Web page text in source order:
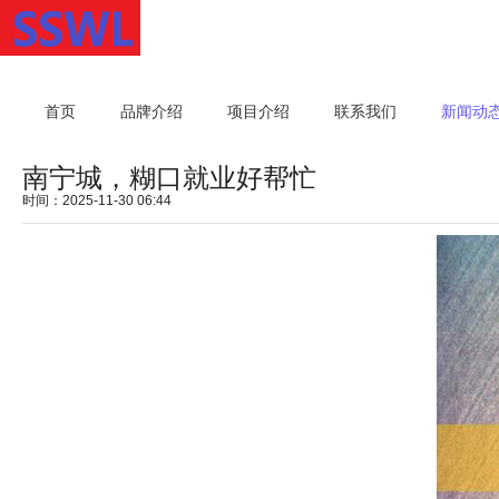
首页 品牌介绍 项目介绍 联系我们 新闻动
南宁城，糊口就业好帮忙
时间：2025-11-30 06:44